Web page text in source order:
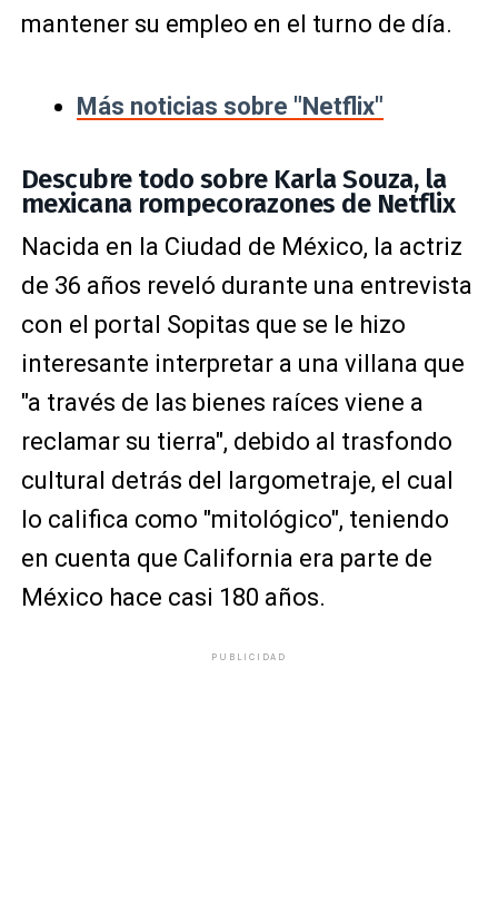
mantener su empleo en el turno de día.
Más noticias sobre "Netflix"
Descubre todo sobre Karla Souza, la
mexicana rompecorazones de Netflix
Nacida en la Ciudad de México, la actriz
de 36 años reveló durante una entrevista
con el portal Sopitas que se le hizo
interesante interpretar a una villana que
"a través de las bienes raíces viene a
reclamar su tierra", debido al trasfondo
cultural detrás del largometraje, el cual
lo califica como "mitológico", teniendo
en cuenta que California era parte de
México hace casi 180 años.
PUBLICIDAD